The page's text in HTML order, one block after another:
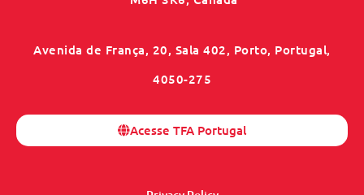
Avenida de França, 20, Sala 402, Porto, Portugal,
4050-275
Acesse TFA Portugal